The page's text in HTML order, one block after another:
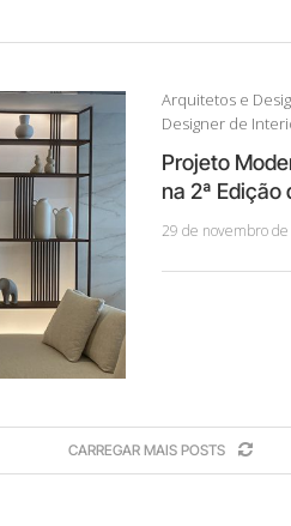
Arquitetos e
Designer de
Projeto
na 2ª Edição
29 de novembro
CARREGAR MAIS POSTS